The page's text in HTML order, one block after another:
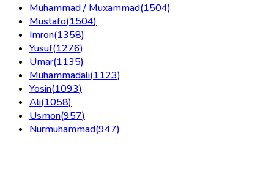
Muhammad / Muxammad(1504)
Mustafo(1504)
Imron(1358)
Yusuf(1276)
Umar(1135)
Muhammadali(1123)
Yosin(1093)
Ali(1058)
Usmon(957)
Nurmuhammad(947)